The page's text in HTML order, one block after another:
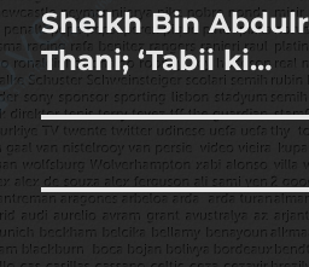
Sonraki
yazı:
Sheikh Bin
Thani; ‘Tabii ki…